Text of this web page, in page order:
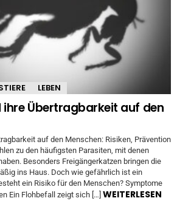
LEBEN
ihre Übertragbarkeit auf den
auf den Menschen: Risiken, Prävention
zu den häufigsten Parasiten, mit denen
Besonders Freigängerkatzen bringen die
ins Haus. Doch wie gefährlich ist ein
ein Risiko für den Menschen? Symptome
Ein Flohbefall zeigt sich […] WEITERLESEN